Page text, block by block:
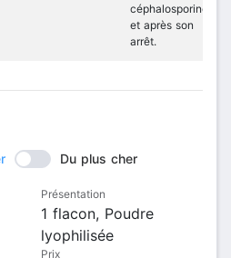
céphalosporine
et après son
arrêt.
Du plus cher
Présentation
1 flacon, Poudre
lyophilisée
Prix